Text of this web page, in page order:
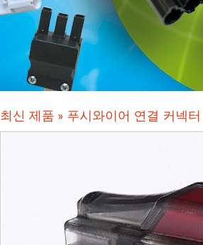
최신 제품 » 푸시와이어 연결 커넥터